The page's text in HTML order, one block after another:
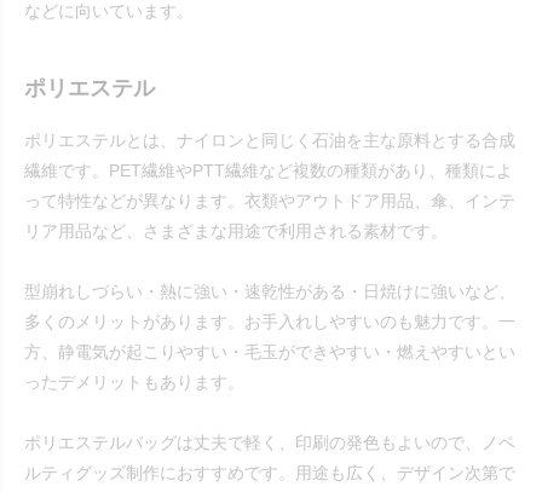
などに向いています。
ポリエステル
ポリエステルとは、ナイロンと同じく石油を主な原料とする合成
繊維です。PET繊維やPTT繊維など複数の種類があり、種類によ
って特性などが異なります。衣類やアウトドア用品、傘、インテ
リア用品など、さまざまな用途で利用される素材です。
型崩れしづらい・熱に強い・速乾性がある・日焼けに強いなど、
多くのメリットがあります。お手入れしやすいのも魅力です。一
方、静電気が起こりやすい・毛玉ができやすい・燃えやすいとい
ったデメリットもあります。
ポリエステルバッグは丈夫で軽く、印刷の発色もよいので、ノベ
ルティグッズ制作におすすめです。用途も広く、デザイン次第で